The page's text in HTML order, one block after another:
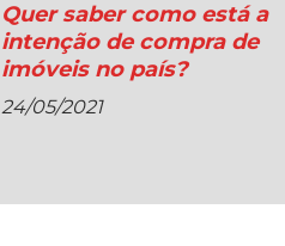
Quer saber como está a
intenção de compra de
imóveis no país?
24/05/2021